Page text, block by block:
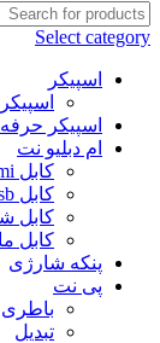
Select category
اسپیکر
اسپیکر
ام دبلیو نت
کابل hdmi
کابل usb ام دبلیو
کابل
کابل
پنکه شارژی
پی نت
باطری
تبدیل